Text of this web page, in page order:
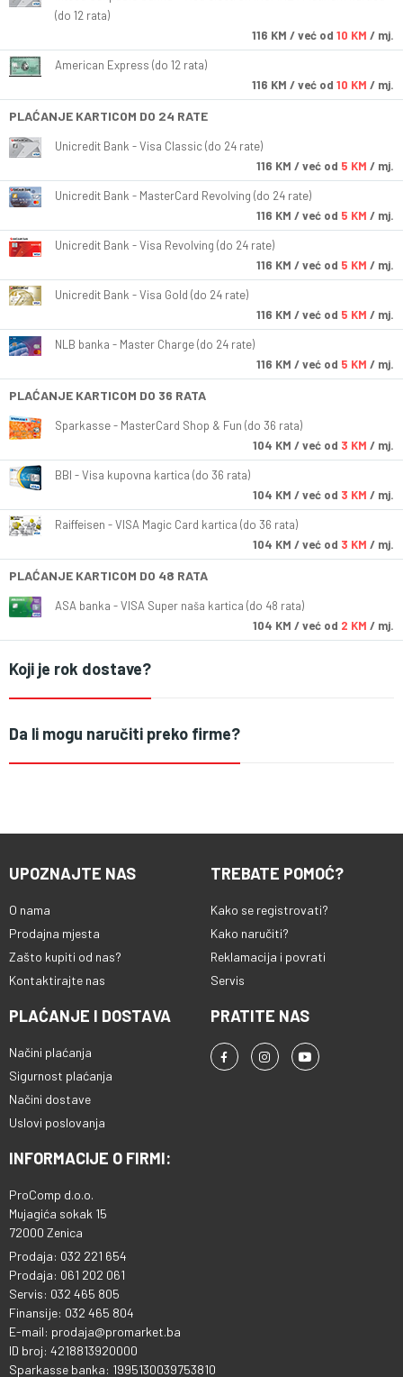
(do 12 rata)
116 KM / već od 10 KM / mj.
American Express (do 12 rata)
116 KM / već od 10 KM / mj.
PLAĆANJE KARTICOM DO 24 RATE
Unicredit Bank - Visa Classic (do 24 rate)
116 KM / već od 5 KM / mj.
Unicredit Bank - MasterCard Revolving (do 24 rate)
116 KM / već od 5 KM / mj.
Unicredit Bank - Visa Revolving (do 24 rate)
116 KM / već od 5 KM / mj.
Unicredit Bank - Visa Gold (do 24 rate)
116 KM / već od 5 KM / mj.
NLB banka - Master Charge (do 24 rate)
116 KM / već od 5 KM / mj.
PLAĆANJE KARTICOM DO 36 RATA
Sparkasse - MasterCard Shop & Fun (do 36 rata)
104 KM / već od 3 KM / mj.
BBI - Visa kupovna kartica (do 36 rata)
104 KM / već od 3 KM / mj.
Raiffeisen - VISA Magic Card kartica (do 36 rata)
104 KM / već od 3 KM / mj.
PLAĆANJE KARTICOM DO 48 RATA
ASA banka - VISA Super naša kartica (do 48 rata)
104 KM / već od 2 KM / mj.
Koji je rok dostave?
Da li mogu naručiti preko firme?
UPOZNAJTE NAS
O nama
Prodajna mjesta
Zašto kupiti od nas?
Kontaktirajte nas
TREBATE POMOĆ?
Kako se registrovati?
Kako naručiti?
Reklamacija i povrati
Servis
PLAĆANJE I DOSTAVA
Načini plaćanja
Sigurnost plaćanja
Načini dostave
Uslovi poslovanja
PRATITE NAS
INFORMACIJE O FIRMI:
ProComp d.o.o.
Mujagića sokak 15
72000 Zenica
Prodaja: 032 221 654
Prodaja: 061 202 061
Servis: 032 465 805
Finansije: 032 465 804
E-mail: prodaja@promarket.ba
ID broj: 4218813920000
Sparkasse banka: 1995130039753810